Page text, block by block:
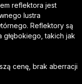
reflektora jest
lustra
Reflektory są
takich jak
cenę, brak aberracji